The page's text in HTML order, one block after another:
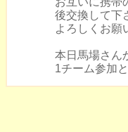
後交換して下
よろしくお願
本日馬場さん
1チーム参加